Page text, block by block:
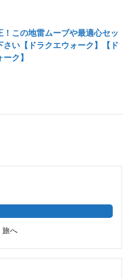
！この地雷ムーブや最適心セッ
さい【ドラクエウォーク】【ド
ク】
旅へ